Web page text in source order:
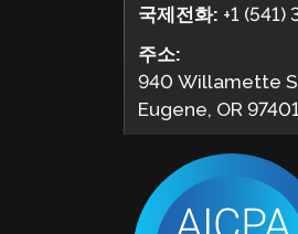
국제전화: +1
주소:
940 Willamette
Eugene, OR